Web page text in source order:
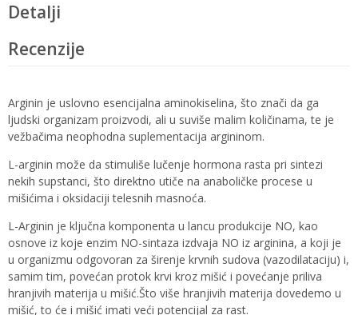
Detalji
Recenzije
Arginin je uslovno esencijalna aminokiselina, što znači da ga
ljudski organizam proizvodi, ali u suviše malim količinama, te je
vežbačima neophodna suplementacija argininom.
L-arginin može da stimuliše lučenje hormona rasta pri sintezi
nekih supstanci, što direktno utiče na anaboličke procese u
mišićima i oksidaciji telesnih masnoća.
L-Arginin je ključna komponenta u lancu produkcije NO, kao
osnove iz koje enzim NO-sintaza izdvaja NO iz arginina, a koji je
u organizmu odgovoran za širenje krvnih sudova (vazodilataciju) i,
samim tim, povećan protok krvi kroz mišić i povećanje priliva
hranjivih materija u mišić.Što više hranjivih materija dovedemo u
mišić, to će i mišić imati veći potencijal za rast.